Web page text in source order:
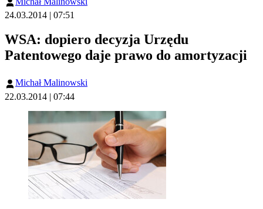
24.03.2014 | 07:51
WSA: dopiero decyzja Urzędu
Patentowego daje prawo do amortyzacji
Michał Malinowski
22.03.2014 | 07:44